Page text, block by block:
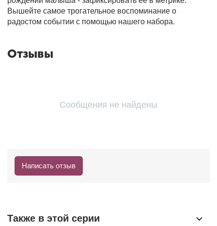
Вышейте самое трогательное воспоминание о
радостом событии с помощью нашего набора.
Отзывы
Сообщения не найдены
Написать отзыв
Также в этой серии